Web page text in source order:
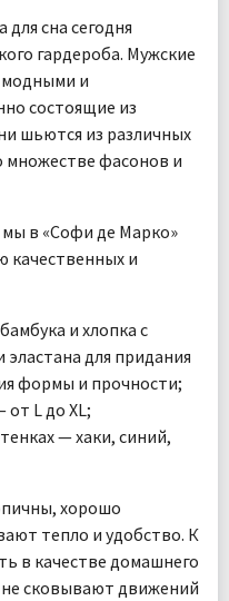
Бесплатно
сна сегодня
гардероба. Мужские
модными и
состоящие из
шьются из различных
множестве фасонов и
в «Софи де Марко»
качественных и
и хлопка с
для придания
формы и прочности;
от L до XL;
— хаки, синий,
хорошо
тепло и удобство. К
в качестве домашнего
сковывают движений